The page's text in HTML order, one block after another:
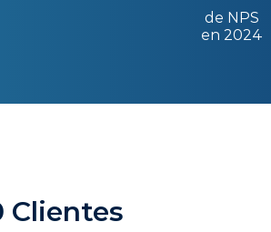
de NPS
en 2024
Clientes